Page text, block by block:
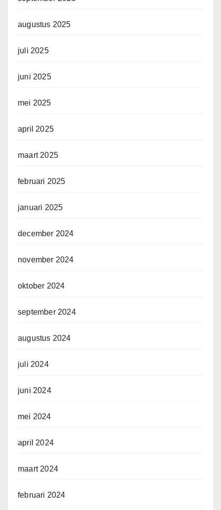
augustus 2025
juli 2025
juni 2025
mei 2025
april 2025
maart 2025
februari 2025
januari 2025
december 2024
november 2024
oktober 2024
september 2024
augustus 2024
juli 2024
juni 2024
mei 2024
april 2024
maart 2024
februari 2024